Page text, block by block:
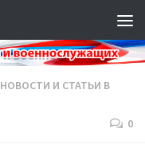
НОВОСТИ И СТАТЬИ В
0